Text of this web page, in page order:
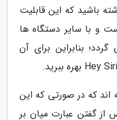
باشید که این قابلیت
و با سایر دستگاه ها
بنابراین برای آن
اند که در صورتی که این
از گفتن عبارت میان بر